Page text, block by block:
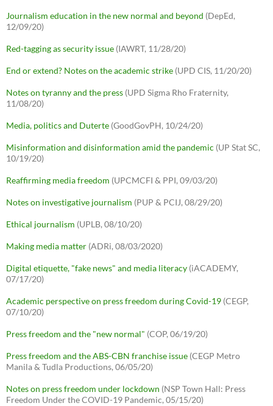
Journalism education in the new normal and beyond (DepEd,
12/09/20)
Red-tagging as security issue (IAWRT, 11/28/20)
End or extend? Notes on the academic strike (UPD CIS, 11/20/20)
Notes on tyranny and the press (UPD Sigma Rho Fraternity,
11/08/20)
Media, politics and Duterte (GoodGovPH, 10/24/20)
Misinformation and disinformation amid the pandemic (UP Stat SC,
10/19/20)
Reaffirming media freedom (UPCMCFI & PPI, 09/03/20)
Notes on investigative journalism (PUP & PCIJ, 08/29/20)
Ethical journalism (UPLB, 08/10/20)
Making media matter (ADRi, 08/03/2020)
Digital etiquette, "fake news" and media literacy (iACADEMY,
07/17/20)
Academic perspective on press freedom during Covid-19 (CEGP,
07/10/20)
Press freedom and the "new normal" (COP, 06/19/20)
Press freedom and the ABS-CBN franchise issue (CEGP Metro
Manila & Tudla Productions, 06/05/20)
Notes on press freedom under lockdown (NSP Town Hall: Press
Freedom Under the COVID-19 Pandemic, 05/15/20)